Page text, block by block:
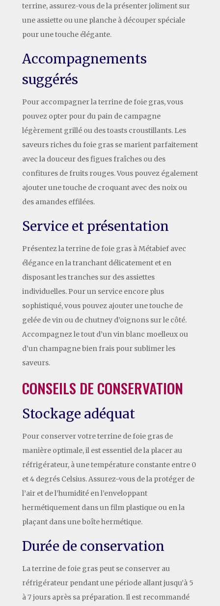
terrine, assurez-vous de la présenter joliment sur
une assiette ou une planche à découper spéciale
pour une touche élégante.
Accompagnements
suggérés
Pour accompagner la terrine de foie gras, vous
pouvez opter pour du pain de campagne
légèrement grillé ou des toasts croustillants. Les
saveurs riches du foie gras se marient parfaitement
avec la douceur des figues fraîches ou des
confitures de fruits rouges. Vous pouvez également
ajouter une touche de croquant avec des noix ou
des amandes effilées.
Service et présentation
Présentez la terrine de foie gras à Métabief avec
élégance en la tranchant délicatement et en
disposant les tranches sur des assiettes
individuelles. Pour un service encore plus
sophistiqué, vous pouvez ajouter une touche de
gelée de vin ou de chutney d’oignons sur le côté.
Accompagnez le tout d’un vin blanc moelleux ou
d’un champagne bien frais pour sublimer les
saveurs.
CONSEILS DE CONSERVATION
Stockage adéquat
Pour conserver votre terrine de foie gras de
manière optimale, il est essentiel de la placer au
réfrigérateur, à une température constante entre 0
et 4 degrés Celsius. Assurez-vous de la protéger de
l’air et de l’humidité en l’enveloppant
hermétiquement dans un film plastique ou en la
plaçant dans une boîte hermétique.
Durée de conservation
La terrine de foie gras peut se conserver au
réfrigérateur pendant une période allant jusqu’à 5
à 7 jours après sa préparation. Il est recommandé